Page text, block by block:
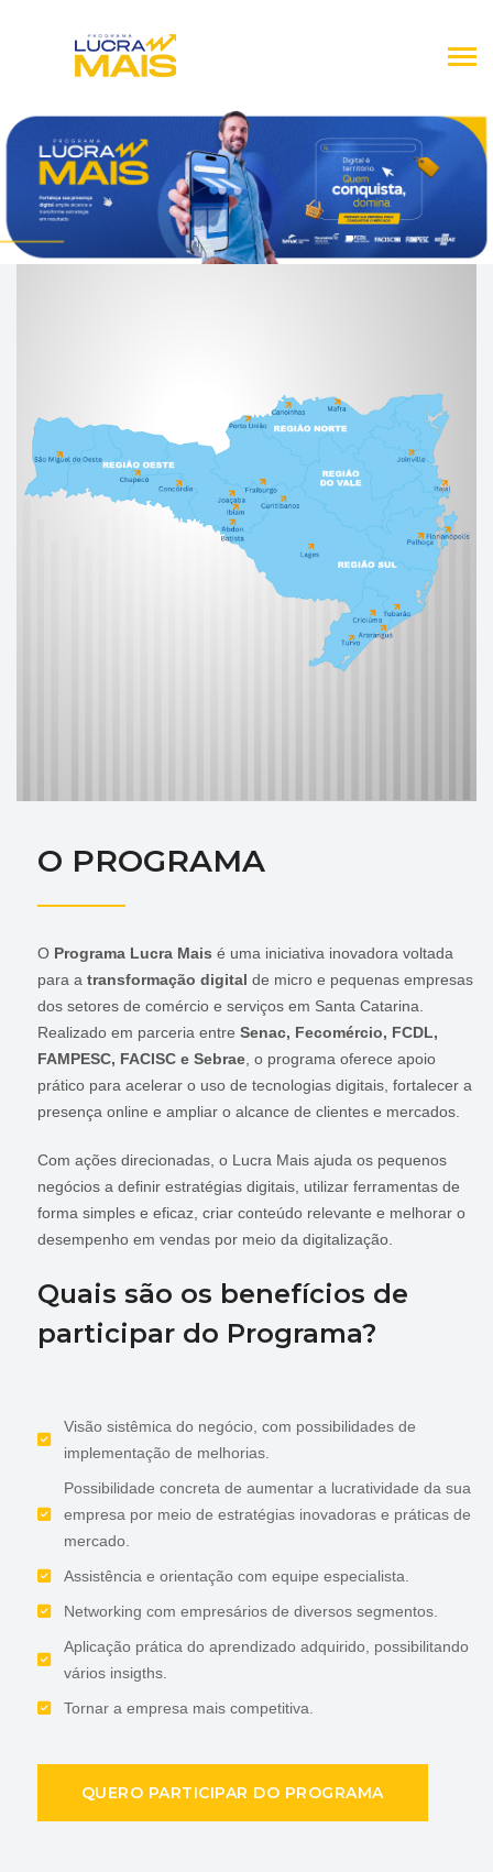
O PROGRAMA
O Programa Lucra Mais é uma iniciativa inovadora voltada
para a transformação digital de micro e pequenas empresas
dos setores de comércio e serviços em Santa Catarina.
Realizado em parceria entre Senac, Fecomércio, FCDL,
FAMPESC, FACISC e Sebrae, o programa oferece apoio
prático para acelerar o uso de tecnologias digitais, fortalecer a
presença online e ampliar o alcance de clientes e mercados.
Com ações direcionadas, o Lucra Mais ajuda os pequenos
negócios a definir estratégias digitais, utilizar ferramentas de
forma simples e eficaz, criar conteúdo relevante e melhorar o
desempenho em vendas por meio da digitalização.
Quais são os benefícios de
participar do Programa?
Visão sistêmica do negócio, com possibilidades de
implementação de melhorias.
Possibilidade concreta de aumentar a lucratividade da sua
empresa por meio de estratégias inovadoras e práticas de
mercado.
Assistência e orientação com equipe especialista.
Networking com empresários de diversos segmentos.
Aplicação prática do aprendizado adquirido, possibilitando
vários insigths.
Tornar a empresa mais competitiva.
QUERO PARTICIPAR DO PROGRAMA